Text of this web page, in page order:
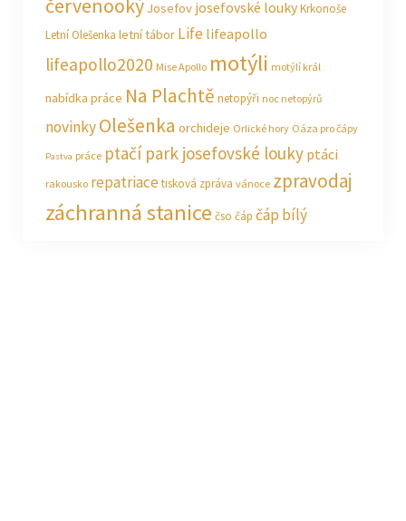
červenooký Josefov josefovské loukyKrkonoše
Letní Olešenka letní tábor Life lifeapollo
lifeapollo2020 Mise Apollo motýli motýlí král
nabídka práce Na Plachtě netopýři noc netopýrů
novinkyOlešenka orchideje Orlické hory Oáza pro čápy
Pastva práce ptačí park josefovské louky ptáci
rakousko repatriacetisková zpráva vánoce zpravodaj
záchranná stanice čso čáp čáp bílý